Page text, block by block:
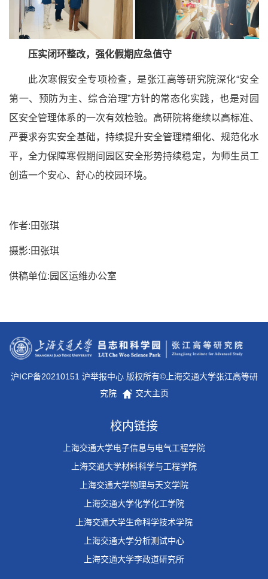
压实闭环整改，强化假期应急值守
此次寒假安全专项检查，是张江高等研究院深化“安全
第一、预防为主、综合治理”方针的常态化实践，也是对园
区安全管理体系的一次有效检验。高研院将继续以高标准、
严要求夯实安全基础，持续提升安全管理精细化、规范化水
平，全力保障寒假期间园区安全形势持续稳定，为师生员工
创造一个安心、舒心的校园环境。
作者:田张琪
摄影:田张琪
供稿单位:园区运维办公室
沪ICP备20210151 沪举报中心 版权所有©上海交通大学张江高等研
究院
交大主页
校内链接
上海交通大学电子信息与电气工程学院
上海交通大学材料科学与工程学院
上海交通大学物理与天文学院
上海交通大学化学化工学院
上海交通大学生命科学技术学院
上海交通大学分析测试中心
上海交通大学李政道研究所